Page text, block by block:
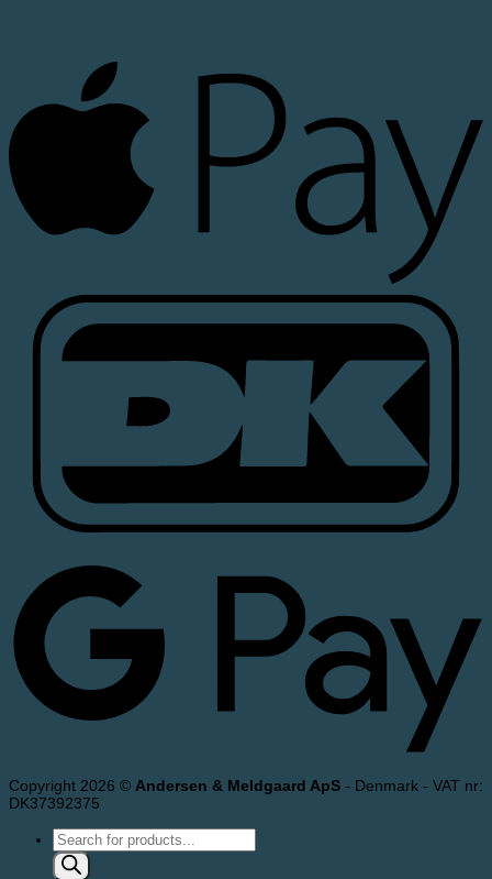
Copyright 2026 © Andersen & Meldgaard ApS - Denmark - VAT nr:
DK37392375
Products
search